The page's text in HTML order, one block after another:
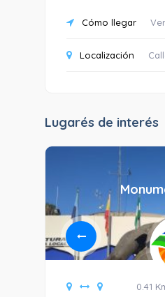
Cómo llegar
Localización
Lugarés de interés
0.41